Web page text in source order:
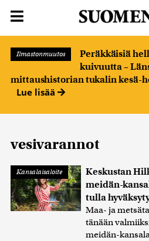
Ilmastonmuutos
Peräkkäisiä
kuivuutta –
mittaushistorian tukalin kesä-
Lue lisää
vesivarannot
Kansalaisaloite
Keskustan
meidän-
tulla
Maa- ja
tänään
meidän-